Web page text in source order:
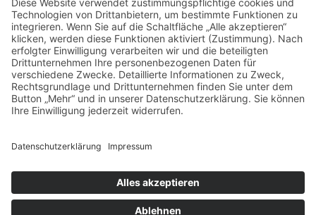
Mehr Infos zum E-Book →
E-Book
kostenlos
zum
Newsletter